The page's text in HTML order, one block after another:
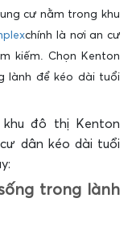
cư nằm trong khu
chính là nơi an cư
kiếm. Chọn Kenton
lành để kéo dài tuổi
khu đô thị Kenton
dân kéo dài tuổi
trong lành